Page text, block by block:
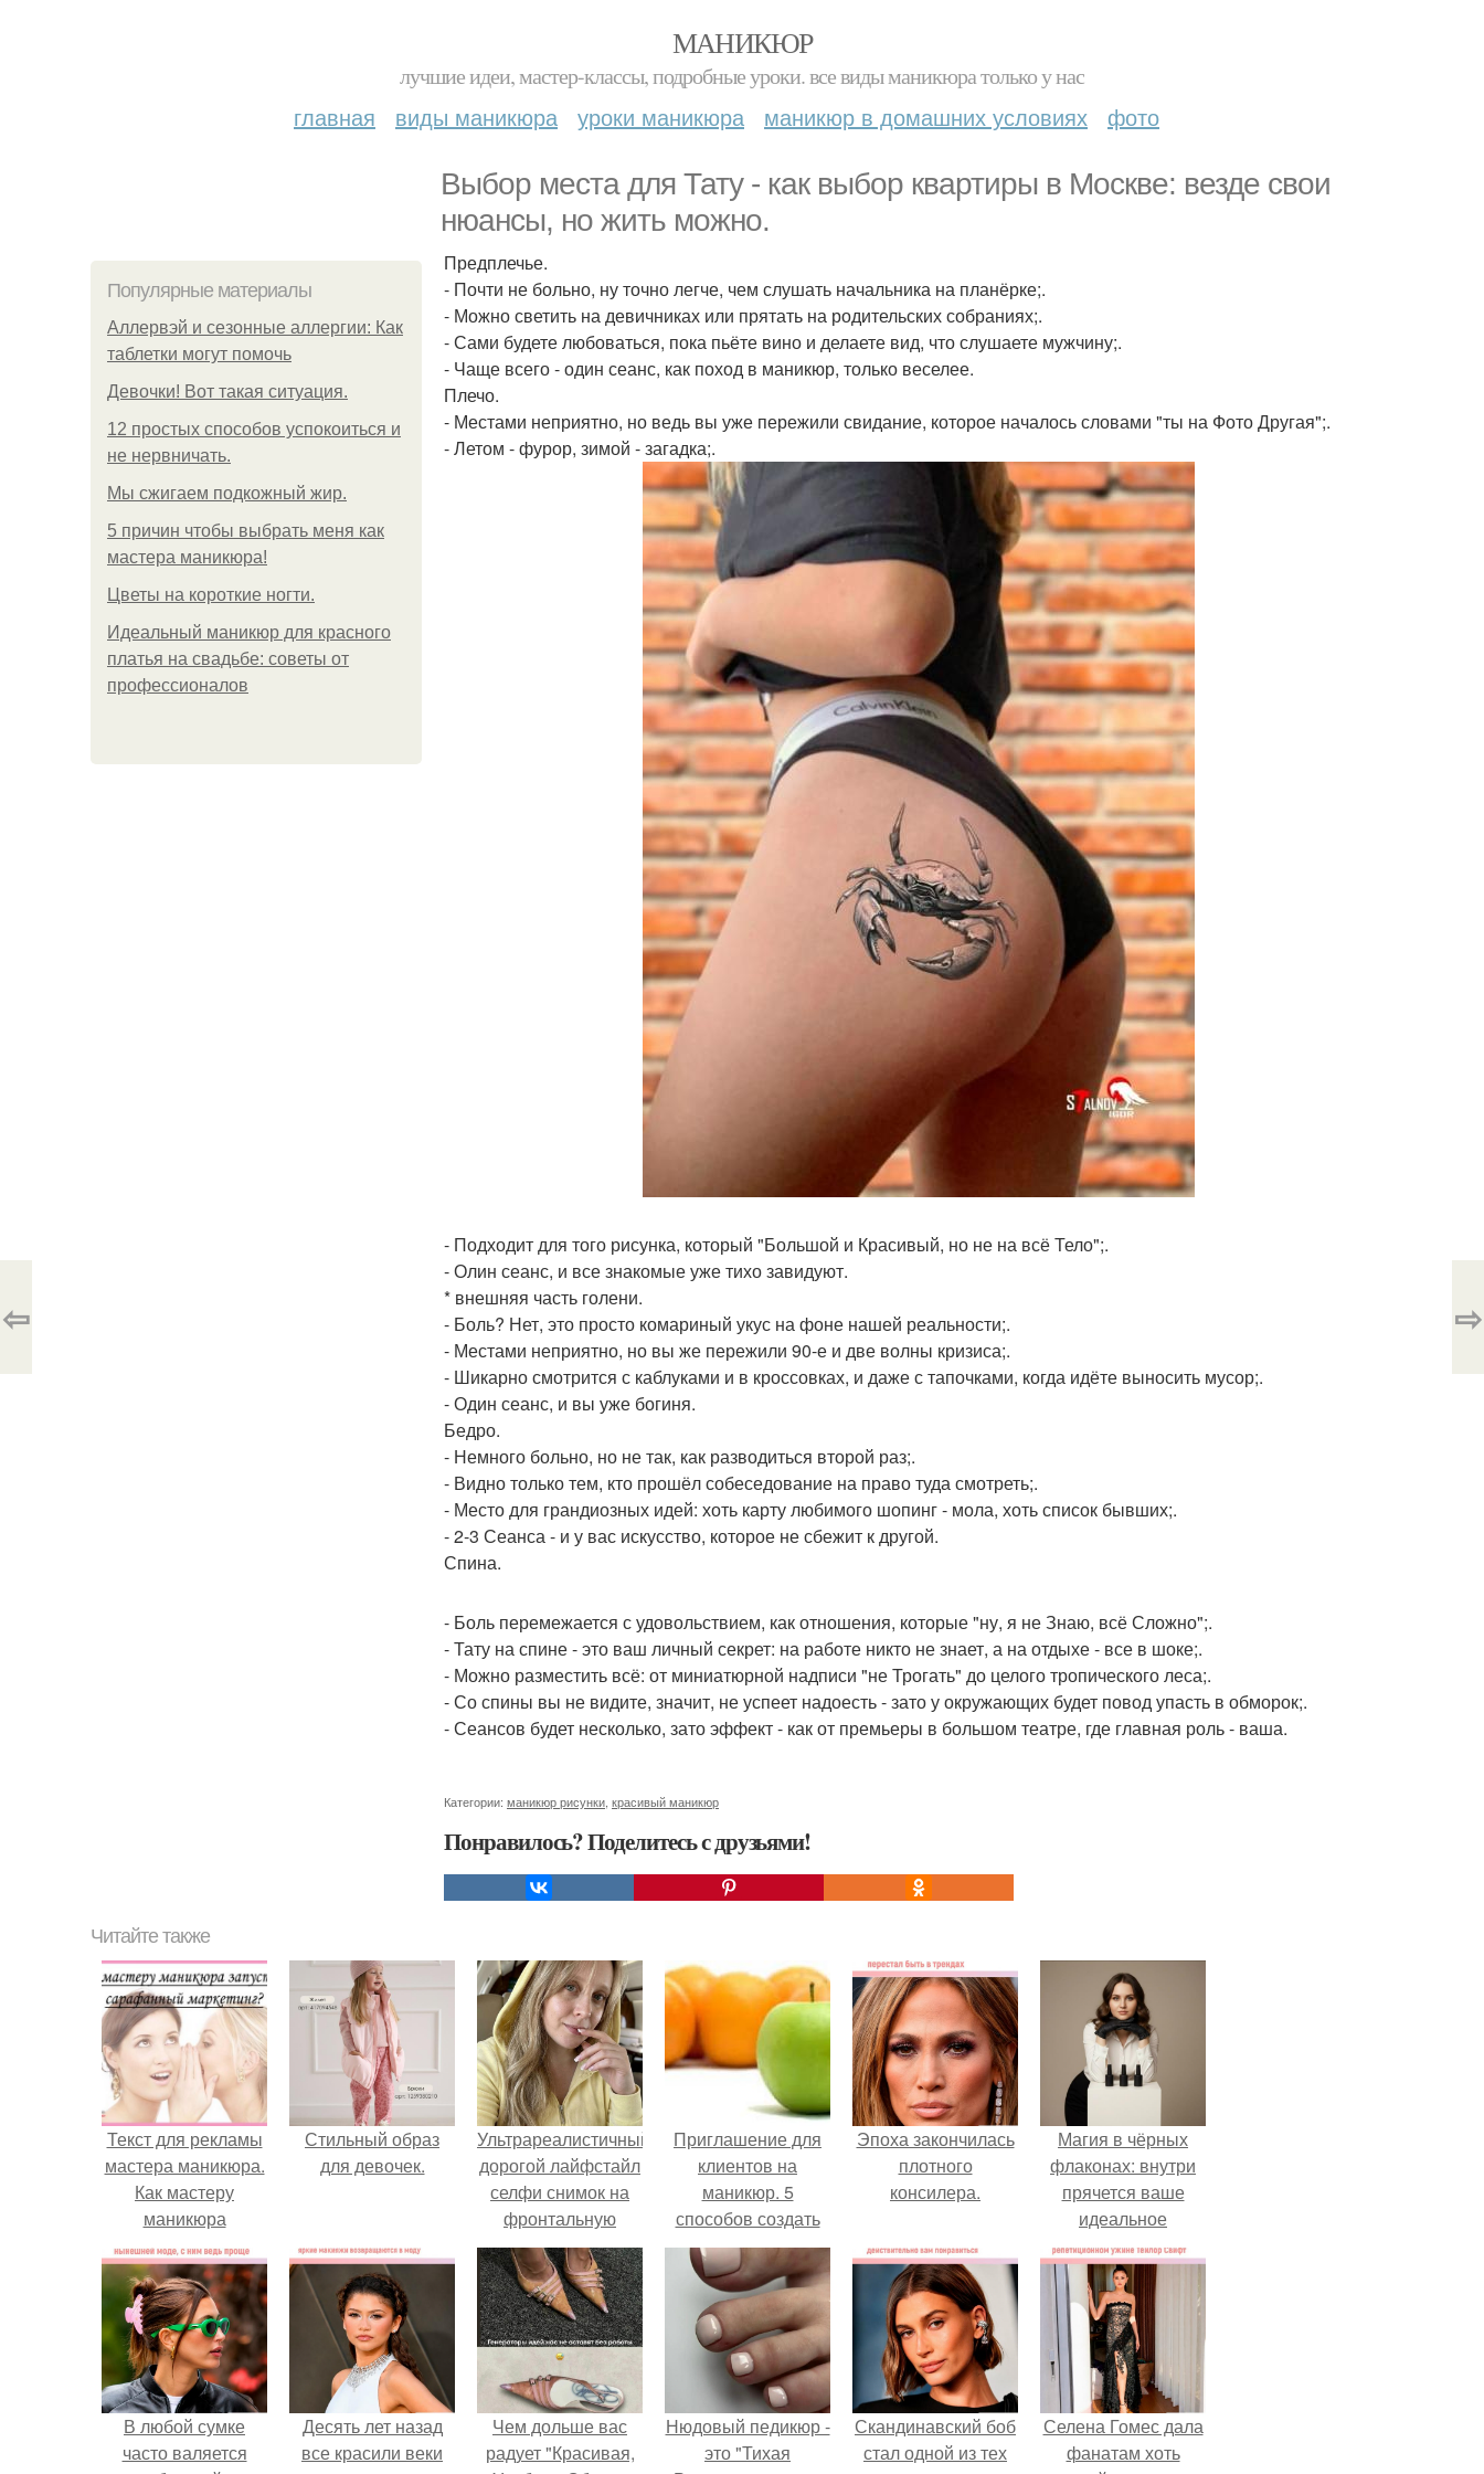
МАНИКЮР
лучшие идеи, мастер-классы, подробные уроки. все виды маникюра только у нас
главная виды маникюра уроки маникюра маникюр в домашних условиях фото
Выбор места для Тату - как выбор квартиры в Москве: везде свои
нюансы, но жить можно.
Популярные материалы
Аллервэй и сезонные аллергии: Как
таблетки могут помочь
Девочки! Вот такая ситуация.
12 простых способов успокоиться и
не нервничать.
Мы сжигаем подкожный жир.
5 причин чтобы выбрать меня как
мастера маникюра!
Цветы на короткие ногти.
Идеальный маникюр для красного
платья на свадьбе: советы от
профессионалов
Предплечье.
- Почти не больно, ну точно легче, чем слушать начальника на планёрке;.
- Можно светить на девичниках или прятать на родительских собраниях;.
- Сами будете любоваться, пока пьёте вино и делаете вид, что слушаете мужчину;.
- Чаще всего - один сеанс, как поход в маникюр, только веселее.
Плечо.
- Местами неприятно, но ведь вы уже пережили свидание, которое началось словами "ты на Фото Другая";.
- Летом - фурор, зимой - загадка;.
- Подходит для того рисунка, который "Большой и Красивый, но не на всё Тело";.
- Олин сеанс, и все знакомые уже тихо завидуют.
* внешняя часть голени.
- Боль? Нет, это просто комариный укус на фоне нашей реальности;.
- Местами неприятно, но вы же пережили 90-е и две волны кризиса;.
- Шикарно смотрится с каблуками и в кроссовках, и даже с тапочками, когда идёте выносить мусор;.
- Один сеанс, и вы уже богиня.
Бедро.
- Немного больно, но не так, как разводиться второй раз;.
- Видно только тем, кто прошёл собеседование на право туда смотреть;.
- Место для грандиозных идей: хоть карту любимого шопинг - мола, хоть список бывших;.
- 2-3 Сеанса - и у вас искусство, которое не сбежит к другой.
Спина.
- Боль перемежается с удовольствием, как отношения, которые "ну, я не Знаю, всё Сложно";.
- Тату на спине - это ваш личный секрет: на работе никто не знает, а на отдыхе - все в шоке;.
- Можно разместить всё: от миниатюрной надписи "не Трогать" до целого тропического леса;.
- Со спины вы не видите, значит, не успеет надоесть - зато у окружающих будет повод упасть в обморок;.
- Сеансов будет несколько, зато эффект - как от премьеры в большом театре, где главная роль - ваша.
Категории: маникюр рисунки красивый маникюр
Понравилось? Поделитесь с друзьями!
⇦ ⇨
Читайте также
Текст для рекламы
мастера маникюра.
Как мастеру
маникюра
запустить
сарафанный
маркетинг?
Стильный образ
для девочек.
Ультрареалистичный
дорогой лайфстайл
селфи снимок на
фронтальную
камеру.
Приглашение для
клиентов на
маникюр. 5
способов создать
уникальное
торговое
предложение и
оставить
конкурентов далеко
позади.
Эпоха закончилась
плотного
консилера.
Магия в чёрных
флаконах: внутри
прячется ваше
идеальное
настроение.
В любой сумке
часто валяется
Десять лет назад
все красили веки
Чем дольше вас
радует "Красивая,
Нюдовый педикюр -
это "Тихая
Скандинавский боб
стал одной из тех
Селена Гомес дала
фанатам хоть